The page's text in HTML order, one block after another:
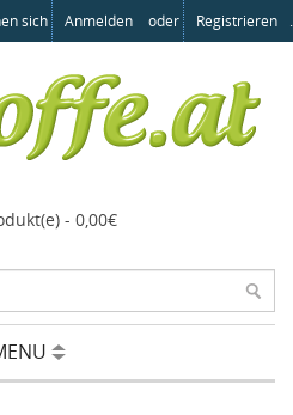
sich Anmelden oder Registrieren .
- 0,00€